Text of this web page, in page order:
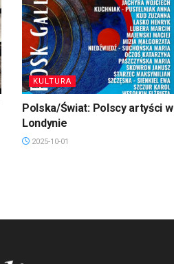
KULTURA
Polska/Świat: Polscy artyści w
Londynie
2025-10-01